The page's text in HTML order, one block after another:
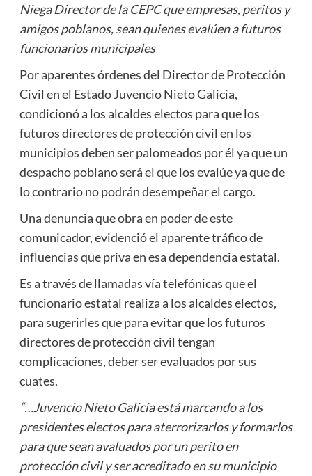
Niega Director de la CEPC que empresas, peritos y
amigos poblanos, sean quienes evalúen a futuros
funcionarios municipales
Por aparentes órdenes del Director de Protección
Civil en el Estado Juvencio Nieto Galicia,
condicionó a los alcaldes electos para que los
futuros directores de protección civil en los
municipios deben ser palomeados por él ya que un
despacho poblano será el que los evalúe ya que de
lo contrario no podrán desempeñar el cargo.
Una denuncia que obra en poder de este
comunicador, evidenció el aparente tráfico de
influencias que priva en esa dependencia estatal.
Es a través de llamadas vía telefónicas que el
funcionario estatal realiza a los alcaldes electos,
para sugerirles que para evitar que los futuros
directores de protección civil tengan
complicaciones, deber ser evaluados por sus
cuates.
“…Juvencio Nieto Galicia está marcando a los
presidentes electos para aterrorizarlos y formarlos
para que sean avaluados por un perito en
protección civil y ser acreditado en su municipio